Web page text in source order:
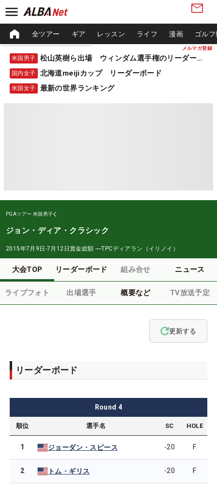
メルマガ登録
全ツアー ギア レッスン ライフ 漫画 ゴル
米国男子 松山英樹ら出場 ウィンダム選手権のリーダーボード
国内女子 北海道meijiカップ リーダーボード
米国女子 最新の世界ランキング
PGAツアー 米国男子
ジョン・ディア・クラシック
2015年7月9日-7月12日賞金総額 ―TPCディアラン（イリノイ）
大会TOP リーダーボード 組み合せ ニュース
ライブフォト 出場選手 概要など TV放送予定
更新する
リーダーボード
Round 4
順位 選手名 SC HOLE
1 ジョーダン・スピース -20 F
2 トム・ギリス -20 F